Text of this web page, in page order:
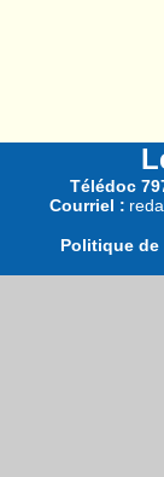
Télédoc
Courriel :
Politique